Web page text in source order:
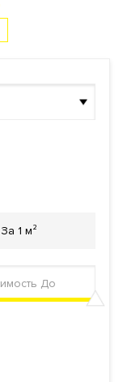
За 1 м²